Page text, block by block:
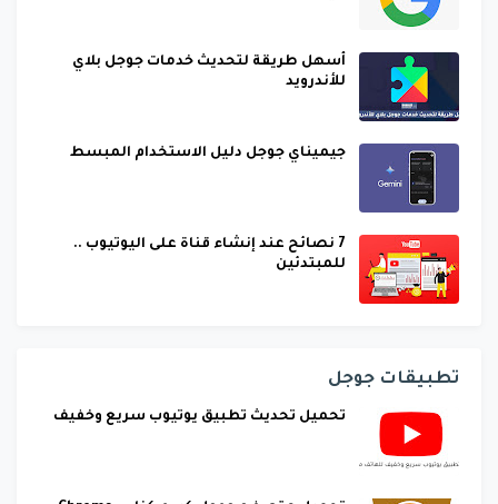
أسهل طريقة لتحديث خدمات جوجل بلاي
للأندرويد
جيميناي جوجل دليل الاستخدام المبسط
7 نصائح عند إنشاء قناة على اليوتيوب ..
للمبتدئين
تطبيقات جوجل
تحميل تحديث تطبيق يوتيوب سريع وخفيف